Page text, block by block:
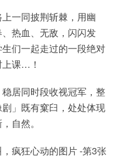
一同披荆斩棘，用幽
热血、无敌，闪闪发
们一起走过的一段绝对
课…！
居同时段收视冠军，整
」既有窠臼，处处体现
自然。